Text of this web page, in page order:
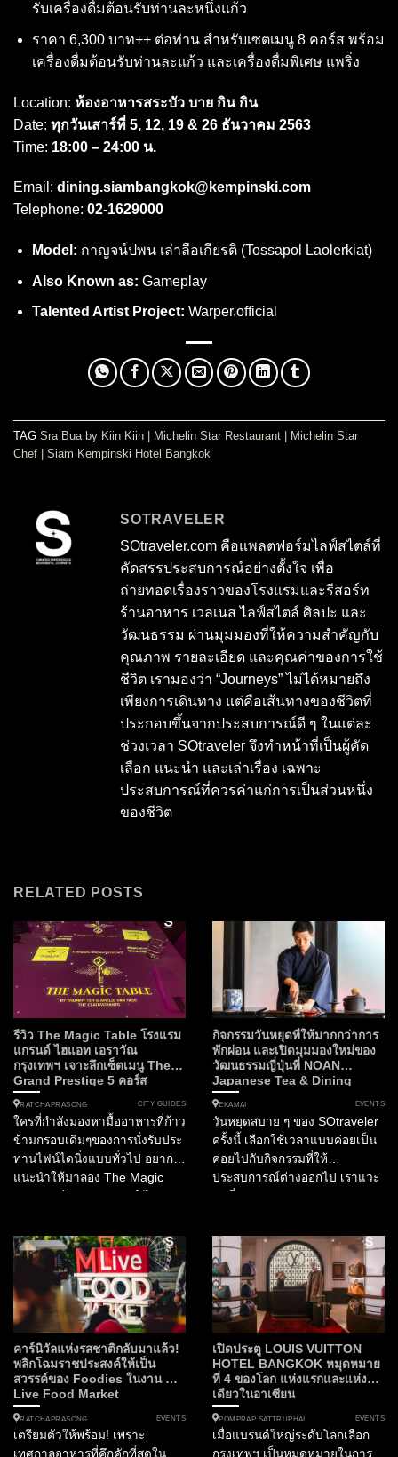
รับเครื่องดื่มต้อนรับท่านละหนึ่งแก้ว
ราคา 6,300 บาท++ ต่อท่าน สำหรับเซตเมนู 8 คอร์ส พร้อม
เครื่องดื่มต้อนรับท่านละแก้ว และเครื่องดื่มพิเศษ แพริ่ง
Location: ห้องอาหารสระบัว บาย กิน กิน
Date: ทุกวันเสาร์ที่ 5, 12, 19 & 26 ธันวาคม 2563
Time: 18:00 – 24:00 น.
Email: dining.siambangkok@kempinski.com
Telephone: 02-1629000
Model: กาญจน์ปพน เล่าลือเกียรติ (Tossapol Laolerkiat)
Also Known as: Gameplay
Talented Artist Project: Warper.official
TAG Sra Bua by Kiin Kiin | Michelin Star Restaurant | Michelin Star
Chef | Siam Kempinski Hotel Bangkok
SOTRAVELER
SOtraveler.com คือแพลตฟอร์มไลฟ์สไตล์ที่
คัดสรรประสบการณ์อย่างตั้งใจ เพื่อ
ถ่ายทอดเรื่องราวของโรงแรมและรีสอร์ท
ร้านอาหาร เวลเนส ไลฟ์สไตล์ ศิลปะ และ
วัฒนธรรม ผ่านมุมมองที่ให้ความสำคัญกับ
คุณภาพ รายละเอียด และคุณค่าของการใช้
ชีวิต เรามองว่า “Journeys” ไม่ได้หมายถึง
เพียงการเดินทาง แต่คือเส้นทางของชีวิตที่
ประกอบขึ้นจากประสบการณ์ดี ๆ ในแต่ละ
ช่วงเวลา SOtraveler จึงทำหน้าที่เป็นผู้คัด
เลือก แนะนำ และเล่าเรื่อง เฉพาะ
ประสบการณ์ที่ควรค่าแก่การเป็นส่วนหนึ่ง
ของชีวิต
RELATED POSTS
รีวิว The Magic Table โรงแรม
แกรนด์ ไฮแอท เอราวัณ
กรุงเทพฯ เจาะลึกเซ็ตเมนู The
Grand Prestige 5 คอร์ส
RATCHAPRASONG CITY GUIDES
ใครที่กำลังมองหามื้ออาหารที่ก้าว
ข้ามกรอบเดิมๆของการนั่งรับประ
ทานไฟน์ไดนิ่งแบบทั่วไป อยาก
แนะนำให้มาลอง The Magic
Table ณ โรงแรมแกรนด์ ไฮแอท
การรับประทานอาหารในรูปแบบ
Experiential Dining ที่เป็นการ
ผสานศาสตร์แห่งการสร้างสรรค์
เมนูอาหารเข้ากับเทคโนโลยี
3D...
กิจกรรมวันหยุดที่ให้มากกว่าการ
พักผ่อน และเปิดมุมมองใหม่ของ
วัฒนธรรมญี่ปุ่นที่ NOAN
Japanese Tea & Dining
EKAMAI EVENTS
วันหยุดสบาย ๆ ของ SOtraveler
ครั้งนี้ เลือกใช้เวลาแบบค่อยเป็น
ค่อยไปกับกิจกรรมที่ให้
ประสบการณ์ต่างออกไป เราแวะ
มาที่ NOAN Japanese Tea &
WABISABI...
คาร์นิวัลแห่งรสชาติกลับมาแล้ว!
พลิกโฉมราชประสงค์ให้เป็น
สวรรค์ของ Foodies ในงาน M-
Live Food Market
RATCHAPRASONG EVENTS
เตรียมตัวให้พร้อม! เพราะ
เทศกาลอาหารที่คึกคักที่สุดใน
เปิดประตู LOUIS VUITTON
HOTEL BANGKOK หมุดหมาย
ที่ 4 ของโลก แห่งแรกและแห่ง
เดียวในอาเซียน
POMPRAP SATTRUPHAI EVENTS
เมื่อแบรนด์ใหญ่ระดับโลกเลือก
กรุงเทพฯ เป็นหมุดหมายในการ